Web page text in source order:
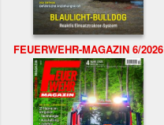
FEUERWEHR-MAGAZIN 6/2026